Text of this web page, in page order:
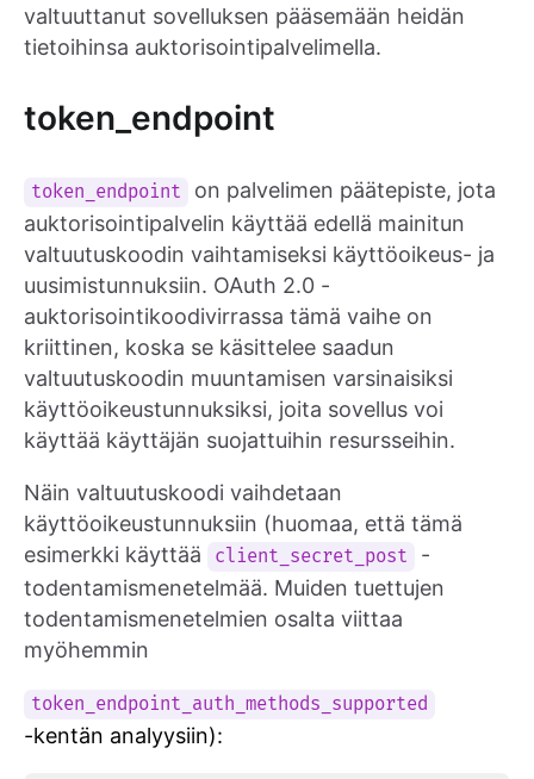
valtuuttanut sovelluksen pääsemään heidän
tietoihinsa auktorisointipalvelimella.
token_endpoint
token_endpoint
on palvelimen päätepiste, jota
auktorisointipalvelin käyttää edellä mainitun
valtuutuskoodin vaihtamiseksi käyttöoikeus- ja
uusimistunnuksiin. OAuth 2.0 -
auktorisointikoodivirrassa tämä vaihe on
kriittinen, koska se käsittelee saadun
valtuutuskoodin muuntamisen varsinaisiksi
käyttöoikeustunnuksiksi, joita sovellus voi
käyttää käyttäjän suojattuihin resursseihin.
Näin valtuutuskoodi vaihdetaan
käyttöoikeustunnuksiin (huomaa, että tämä
esimerkki käyttää
client_secret_post
-
todentamismenetelmää. Muiden tuettujen
todentamismenetelmien osalta viittaa
myöhemmin
token_endpoint_auth_methods_supported
-kentän analyysiin):